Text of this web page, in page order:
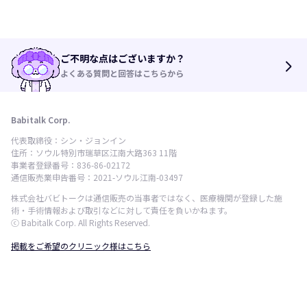
ご不明な点はございますか？
よくある質問と回答はこちらから arrow_forward_ios
Babitalk Corp.
代表取締役：シン・ジョンイン
住所：ソウル特別市瑞草区江南大路363 11階
事業者登録番号：836-86-02172
通信販売業申告番号：2021-ソウル江南-03497
株式会社バビトークは通信販売の当事者ではなく、医療機関が登録した施
術・手術情報および取引などに対して責任を負いかねます。
ⓒ Babitalk Corp. All Rights Reserved.
掲載をご希望のクリニック様はこちら